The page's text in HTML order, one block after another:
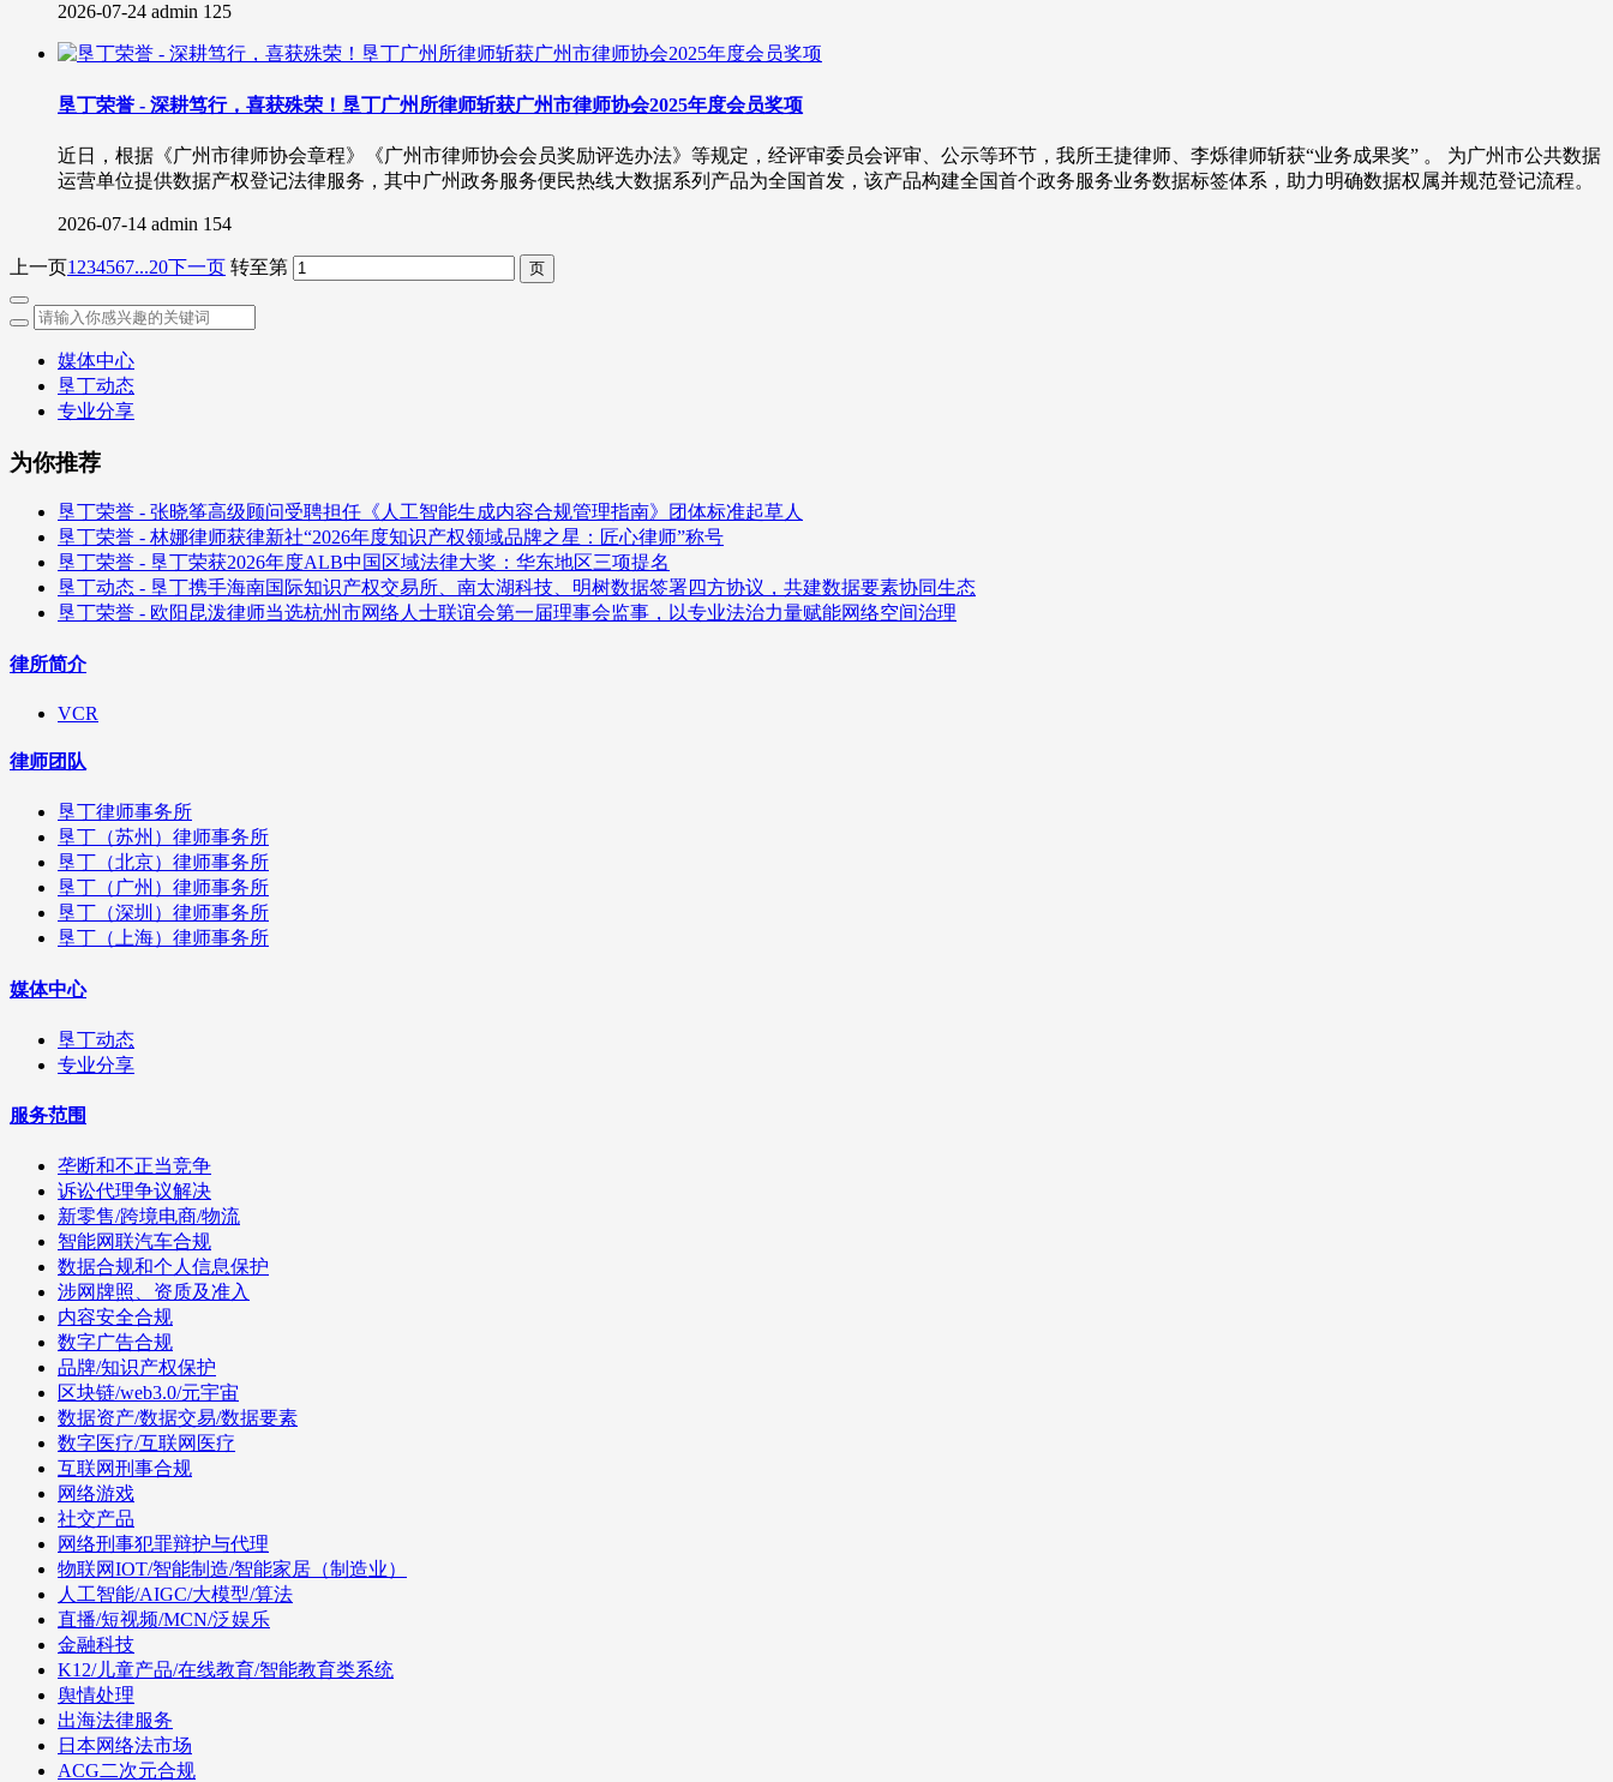
2026-07-24 admin 125
垦丁荣誉 - 深耕笃行，喜获殊荣！垦丁广州所律师斩获广州市律师协会2025年度会员奖项
近日，根据《广州市律师协会章程》《广州市律师协会会员奖励评选办法》等规定，经评审委员会评审、公示等环节，我所王捷律师、李烁律师斩获“业务成果奖” 。 为广州市公共数据
运营单位提供数据产权登记法律服务，其中广州政务服务便民热线大数据系列产品为全国首发，该产品构建全国首个政务服务业务数据标签体系，助力明确数据权属并规范登记流程。
2026-07-14 admin 154
上一页1 234567...20下一页 转至第
媒体中心
垦丁动态
专业分享
为你推荐
垦丁荣誉 - 张晓筝高级顾问受聘担任《人工智能生成内容合规管理指南》团体标准起草人
垦丁荣誉 - 林娜律师获律新社“2026年度知识产权领域品牌之星：匠心律师”称号
垦丁荣誉 - 垦丁荣获2026年度ALB中国区域法律大奖：华东地区三项提名
垦丁动态 - 垦丁携手海南国际知识产权交易所、南太湖科技、明树数据签署四方协议，共建数据要素协同生态
垦丁荣誉 - 欧阳昆泼律师当选杭州市网络人士联谊会第一届理事会监事，以专业法治力量赋能网络空间治理
律所简介
VCR
律师团队
垦丁律师事务所
垦丁（苏州）律师事务所
垦丁（北京）律师事务所
垦丁（广州）律师事务所
垦丁（深圳）律师事务所
垦丁（上海）律师事务所
媒体中心
垦丁动态
专业分享
服务范围
垄断和不正当竞争
诉讼代理争议解决
新零售/跨境电商/物流
智能网联汽车合规
数据合规和个人信息保护
涉网牌照、资质及准入
内容安全合规
数字广告合规
品牌/知识产权保护
区块链/web3.0/元宇宙
数据资产/数据交易/数据要素
数字医疗/互联网医疗
互联网刑事合规
网络游戏
社交产品
网络刑事犯罪辩护与代理
物联网IOT/智能制造/智能家居（制造业）
人工智能/AIGC/大模型/算法
直播/短视频/MCN/泛娱乐
金融科技
K12/儿童产品/在线教育/智能教育类系统
舆情处理
出海法律服务
日本网络法市场
ACG二次元合规